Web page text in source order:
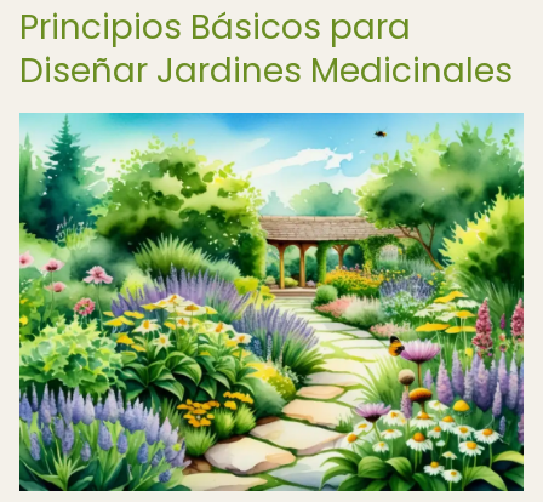
Principios Básicos para
Diseñar Jardines Medicinales